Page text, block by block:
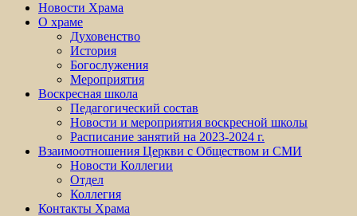
Новости Храма
О храме
Духовенство
История
Богослужения
Мероприятия
Воскресная школа
Педагогический состав
Новости и мероприятия воскресной школы
Расписание занятий на 2023-2024 г.
Взаимоотношения Церкви с Обществом и СМИ
Новости Коллегии
Отдел
Коллегия
Контакты Храма